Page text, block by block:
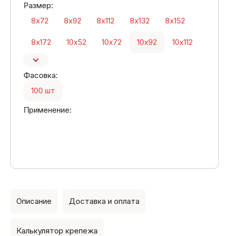
Размер:
8х72
8х92 8х112 8х132 8х152
8х172 10х52 10х72 10х92 10х112
Фасовка:
100 шт
Применение:
Описание Доставка и оплата
Калькулятор крепежа